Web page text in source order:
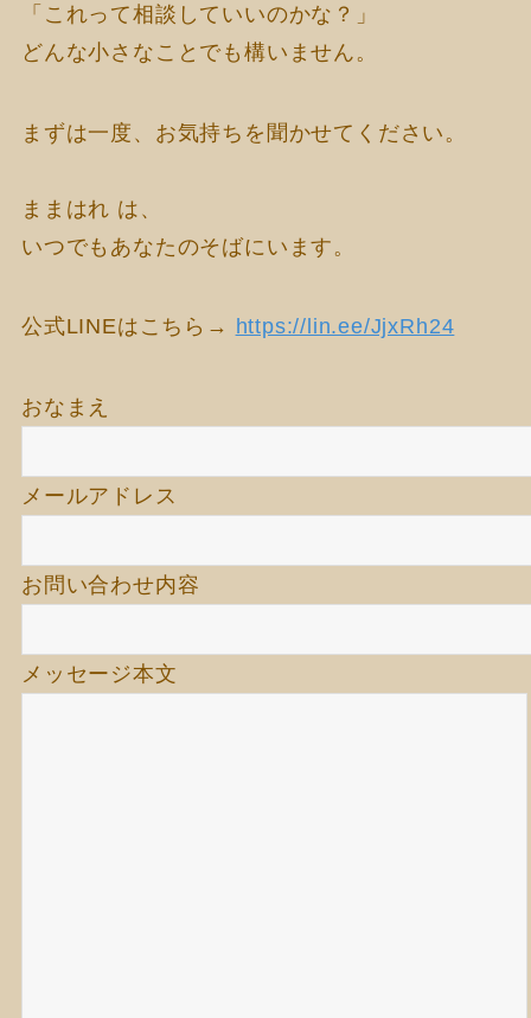
「これって相談していいのかな？」
どんな小さなことでも構いません。
まずは一度、お気持ちを聞かせてください。
ままはれ は、
いつでもあなたのそばにいます。
公式LINEはこちら→ https://lin.ee/JjxRh24
おなまえ
メールアドレス
お問い合わせ内容
メッセージ本文